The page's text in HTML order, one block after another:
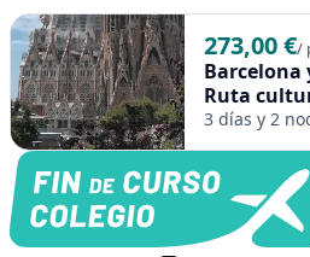
273,00 €/
Barcelona
Ruta
3 días y 2